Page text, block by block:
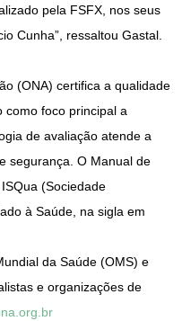
pela FSFX, nos seus
Cunha”, ressaltou Gastal.
(ONA) certifica a qualidade
como foco principal a
de avaliação atende a
segurança. O Manual de
(Sociedade
à Saúde, na sigla em
da Saúde (OMS) e
e organizações de